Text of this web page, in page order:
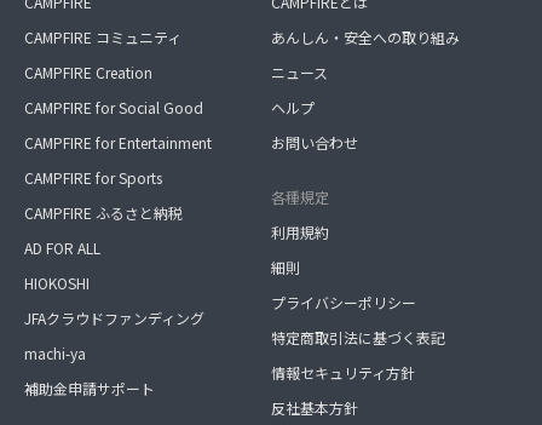
CAMPFIRE コミュニティ
CAMPFIRE Creation
CAMPFIRE for Social Good
CAMPFIRE for Entertainment
CAMPFIRE for Sports
CAMPFIRE ふるさと納税
AD FOR ALL
HIOKOSHI
JFAクラウドファンディング
machi-ya
補助金申請サポート
あんしん・安全への取り組み
ニュース
ヘルプ
お問い合わせ
各種規定
利用規約
細則
プライバシーポリシー
特定商取引法に基づく表記
情報セキュリティ方針
反社基本方針